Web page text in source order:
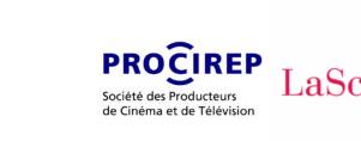
Gianni Amico